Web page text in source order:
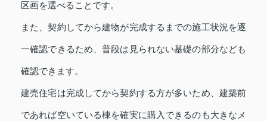
区画を選べることです。
また、契約してから建物が完成するまでの施工状況を逐
一確認できるため、普段は見られない基礎の部分なども
確認できます。
建売住宅は完成してから契約する方が多いため、建築前
であれば空いている棟を確実に購入できるのも大きなメ